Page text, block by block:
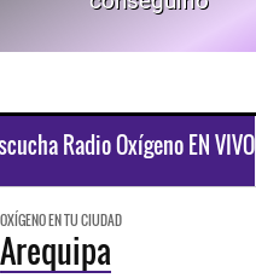
Radio Oxígeno EN VIVO
OXÍGENO EN TU CIUDAD
Arequipa